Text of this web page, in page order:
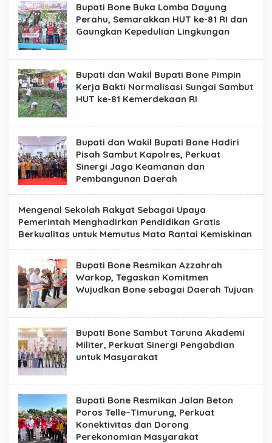
h
K
a
b
u
p
a
t
e
n
B
o
n
e
Bupati Bone Buka Lomba Dayung
Perahu, Semarakkan HUT ke-81 RI dan
Gaungkan Kepedulian Lingkungan
Bupati dan Wakil Bupati Bone Pimpin
Kerja Bakti Normalisasi Sungai Sambut
HUT ke-81 Kemerdekaan RI
Bupati dan Wakil Bupati Bone Hadiri
Pisah Sambut Kapolres, Perkuat
Sinergi Jaga Keamanan dan
Pembangunan Daerah
Mengenal Sekolah Rakyat Sebagai Upaya
Pemerintah Menghadirkan Pendidikan Gratis
Berkualitas untuk Memutus Mata Rantai Kemiskinan
Bupati Bone Resmikan Azzahrah
Warkop, Tegaskan Komitmen
Wujudkan Bone sebagai Daerah Tujuan
Bupati Bone Sambut Taruna Akademi
Militer, Perkuat Sinergi Pengabdian
untuk Masyarakat
Bupati Bone Resmikan Jalan Beton
Poros Telle–Timurung, Perkuat
Konektivitas dan Dorong
Perekonomian Masyarakat